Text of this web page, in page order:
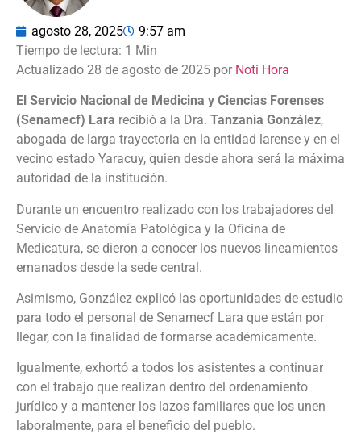
agosto 28, 2025 9:57 am
Actualizado 28 de agosto de 2025 por Noti Hora
El Servicio Nacional de Medicina y Ciencias Forenses
(Senamecf) Lara recibió a la Dra. Tanzania González,
abogada de larga trayectoria en la entidad larense y en el
vecino estado Yaracuy, quien desde ahora será la máxima
autoridad de la institución.
Durante un encuentro realizado con los trabajadores del
Servicio de Anatomía Patológica y la Oficina de
Medicatura, se dieron a conocer los nuevos lineamientos
emanados desde la sede central.
Asimismo, González explicó las oportunidades de estudio
para todo el personal de Senamecf Lara que están por
llegar, con la finalidad de formarse académicamente.
Igualmente, exhortó a todos los asistentes a continuar
con el trabajo que realizan dentro del ordenamiento
jurídico y a mantener los lazos familiares que los unen
laboralmente, para el beneficio del pueblo.